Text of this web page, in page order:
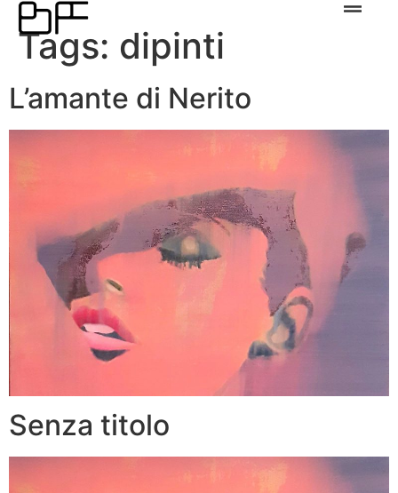
Tags: dipinti
L’amante di Nerito
Senza titolo